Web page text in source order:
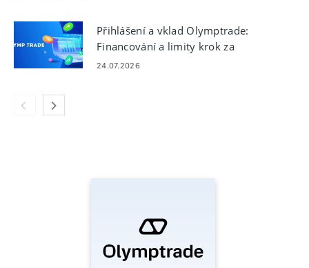
Přihlášení a vklad Olymptrade:
Financování a limity krok za
krokem
24.07.2026